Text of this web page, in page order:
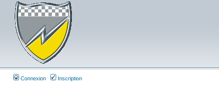
Connexion Inscription